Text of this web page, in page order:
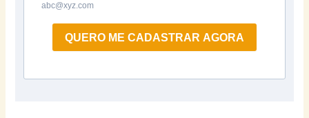
abc@xyz.com
QUERO ME CADASTRAR AGORA